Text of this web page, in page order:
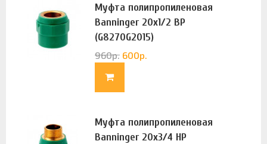
Муфта полипропиленовая
Banninger 20х1/2 ВР
(G8270G2015)
960р. 600р.
Муфта полипропиленовая
Banninger 20х3/4 НР